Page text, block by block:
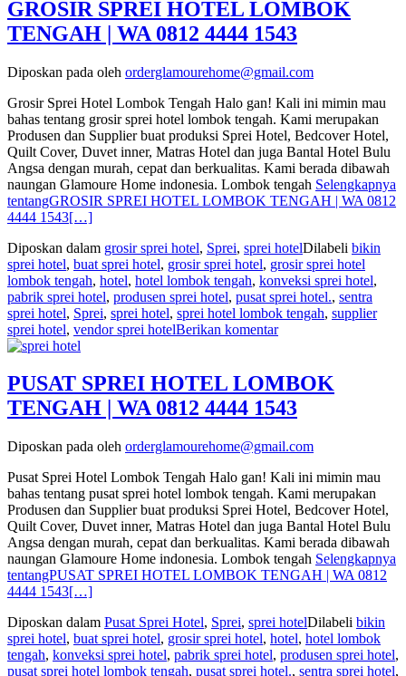
GROSIR SPREI HOTEL LOMBOK
TENGAH | WA 0812 4444 1543
Diposkan pada oleh orderglamourehome@gmail.com
Grosir Sprei Hotel Lombok Tengah Halo gan! Kali ini mimin mau
bahas tentang grosir sprei hotel lombok tengah. Kami merupakan
Produsen dan Supplier buat produksi Sprei Hotel, Bedcover Hotel,
Quilt Cover, Duvet inner, Matras Hotel dan juga Bantal Hotel Bulu
Angsa dengan murah, cepat dan berkualitas. Kami berada dibawah
naungan Glamoure Home indonesia. Lombok tengah Selengkapnya
tentangGROSIR SPREI HOTEL LOMBOK TENGAH | WA 0812
4444 1543[…]
Diposkan dalam grosir sprei hotel, Sprei, sprei hotelDilabeli bikin
sprei hotel, buat sprei hotel, grosir sprei hotel, grosir sprei hotel
lombok tengah, hotel, hotel lombok tengah, konveksi sprei hotel,
pabrik sprei hotel, produsen sprei hotel, pusat sprei hotel., sentra
sprei hotel, Sprei, sprei hotel, sprei hotel lombok tengah, supplier
sprei hotel, vendor sprei hotelBerikan komentar
PUSAT SPREI HOTEL LOMBOK
TENGAH | WA 0812 4444 1543
Diposkan pada oleh orderglamourehome@gmail.com
Pusat Sprei Hotel Lombok Tengah Halo gan! Kali ini mimin mau
bahas tentang pusat sprei hotel lombok tengah. Kami merupakan
Produsen dan Supplier buat produksi Sprei Hotel, Bedcover Hotel,
Quilt Cover, Duvet inner, Matras Hotel dan juga Bantal Hotel Bulu
Angsa dengan murah, cepat dan berkualitas. Kami berada dibawah
naungan Glamoure Home indonesia. Lombok tengah Selengkapnya
tentangPUSAT SPREI HOTEL LOMBOK TENGAH | WA 0812
4444 1543[…]
Diposkan dalam Pusat Sprei Hotel, Sprei, sprei hotelDilabeli bikin
sprei hotel, buat sprei hotel, grosir sprei hotel, hotel, hotel lombok
tengah, konveksi sprei hotel, pabrik sprei hotel, produsen sprei hotel,
pusat sprei hotel lombok tengah, pusat sprei hotel., sentra sprei hotel,